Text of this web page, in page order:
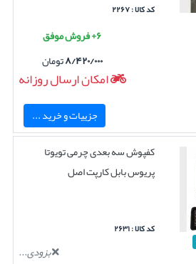
کد کالا : ۲۲۶۷
۶+ فروش موفق
۸/۴۲۰/۰۰۰تومان
امکان ارسال روزانه
جزییات و خرید ...
کفپوش سه بعدی چرمی تویوتا
پریوس بابل کارپت اصل
کد کالا : ۲۶۳۱
بزودی...